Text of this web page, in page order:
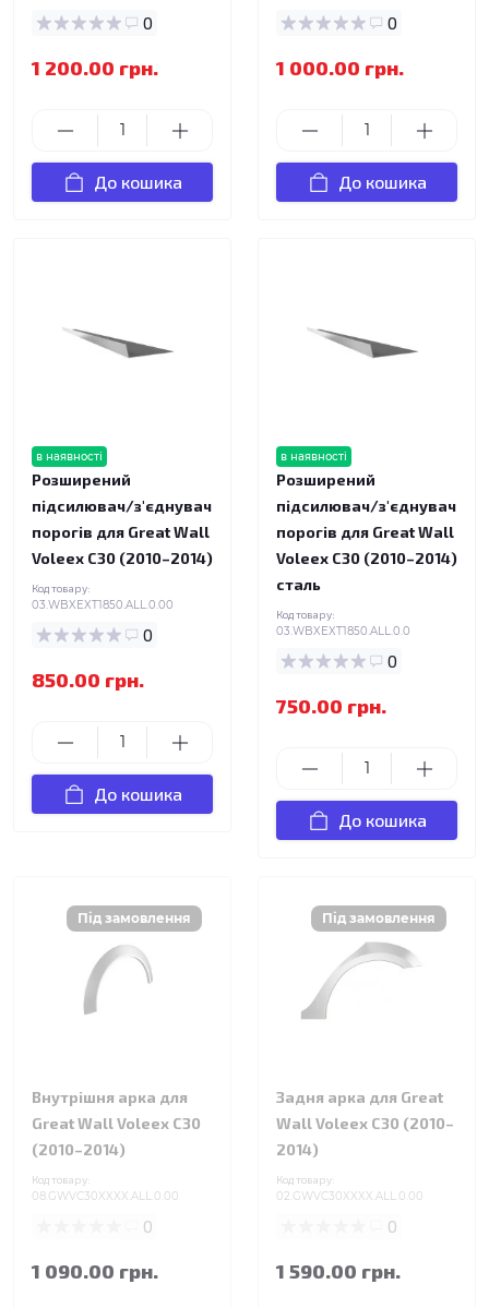
0
1 200.00 грн.
До кошика
0
1 000.00 грн.
До кошика
в наявності
Розширений
підсилювач/з'єднувач
порогів для Great Wall
Voleex C30 (2010–2014)
Код товару:
03.WBXEXT1850.ALL.0.00
0
850.00 грн.
До кошика
в наявності
Розширений
підсилювач/з'єднувач
порогів для Great Wall
Voleex C30 (2010–2014)
сталь
Код товару:
03.WBXEXT1850.ALL.0.0
0
750.00 грн.
До кошика
Внутрішня арка для
Great Wall Voleex C30
(2010–2014)
Код товару:
08.GWVC30XXXX.ALL.0.00
0
1 090.00 грн.
Задня арка для Great
Wall Voleex C30 (2010–
2014)
Код товару:
02.GWVC30XXXX.ALL.0.00
0
1 590.00 грн.